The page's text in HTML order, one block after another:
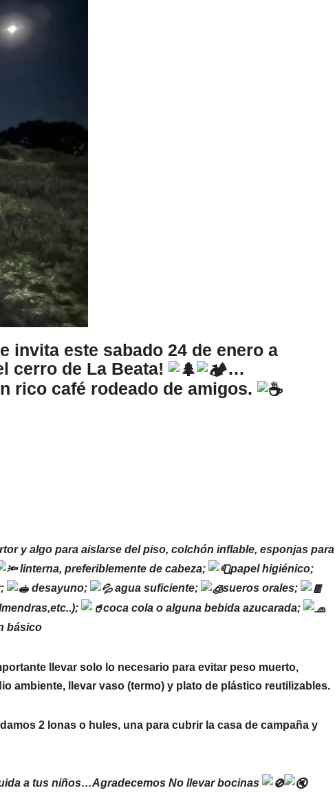
invita este sabado 24 de enero a
cerro de La Beata!
…
rico café rodeado de amigos.
y algo para aislarse del piso, colchón inflable, esponjas para
linterna, preferiblemente de cabeza;
papel higiénico;
desayuno; agua suficiente;
sueros orales;
coca cola o alguna bebida azucarada;
básico
llevar solo lo necesario para evitar peso muerto,
ambiente, llevar vaso (termo) y plato de plástico reutilizables.
2 lonas o hules, una para cubrir la casa de campaña y
a tus niños…Agradecemos No llevar bocinas